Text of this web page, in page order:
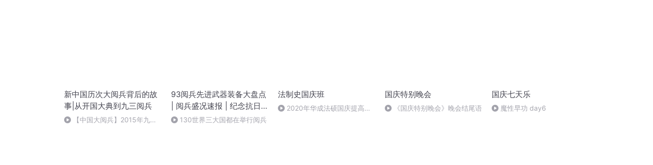
新中国历次大阅兵背后的故
事|从开国大典到九三阅兵
【中国大阅兵】2015年九三
93阅兵先进武器装备大盘点
| 阅兵盛况速报 | 纪念抗日
战争胜利80周年大阅兵
130世界三大国都在举行阅兵
法制史国庆班
2020年华成法硕国庆提高班
国庆特别晚会
《国庆特别晚会》晚会结尾语
国庆七天乐
魔性早功 day6